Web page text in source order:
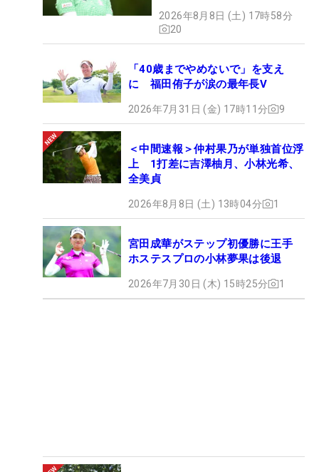
2026年8月8日 (土) 17時58分
20
「40歳までやめないで」を支え
に 福田侑子が涙の最年長V
2026年7月31日 (金) 17時11分 9
＜中間速報＞仲村果乃が単独首位浮
上 1打差に吉澤柚月、小林光希、
全美貞
2026年8月8日 (土) 13時04分 1
宮田成華がステップ初優勝に王手
ホステスプロの小林夢果は後退
2026年7月30日 (木) 15時25分 1